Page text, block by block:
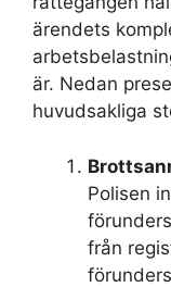
ärendets
är. Nedan
huvudsakliga
Polisen
från